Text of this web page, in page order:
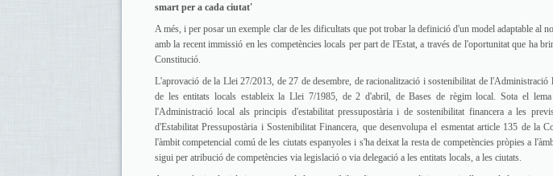
smart per a cada ciutat'
A més, i per posar un exemple clar de les dificultats que pot trobar la definició d'un model adaptable al
amb la recent immissió en les competències locals per part de l'Estat, a través de l'oportunitat que ha
Constitució.
L'aprovació de la Llei 27/2013, de 27 de desembre, de racionalització i sostenibilitat de
de les entitats locals estableix la Llei 7/1985, de 2 d'abril, de Bases de règim local. Sota el lema
l'Administració local als principis d'estabilitat pressupostària i de sostenibilitat financera a les
d'Estabilitat Pressupostària i Sostenibilitat Financera, que desenvolupa el esmentat article 135 de la
l'àmbit competencial comú de les ciutats espanyoles i s'ha deixat la resta de competències pròpies a
sigui per atribució de competències via legislació o via delegació a les entitats locals, a les ciutats.